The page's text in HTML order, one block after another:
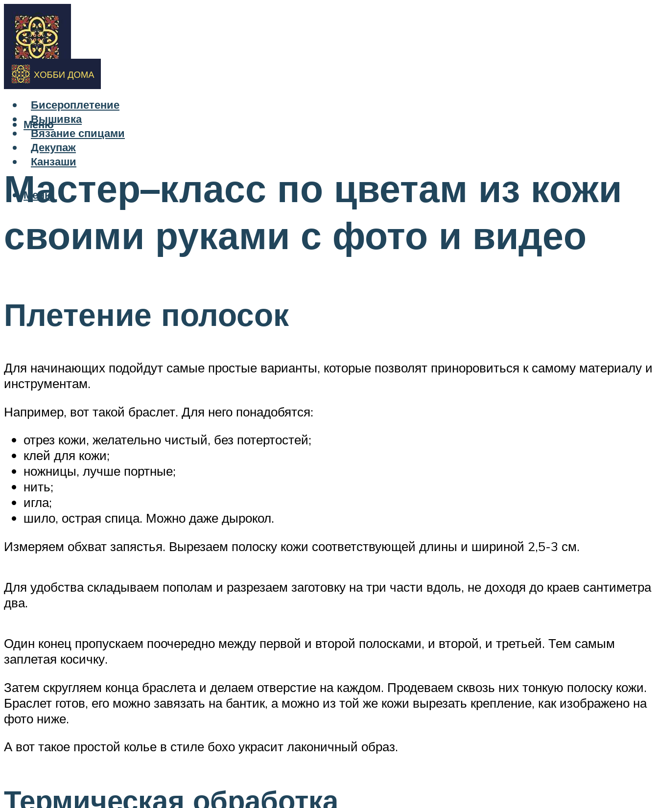
Бисероплетение
Вышивка
Вязание спицами
Декупаж
Канзаши
Меню
Меню
Мастер–класс по цветам из кожи
своими руками с фото и видео
Плетение полосок
Для начинающих подойдут самые простые варианты, которые позволят приноровиться к самому материалу и
инструментам.
Например, вот такой браслет. Для него понадобятся:
отрез кожи, желательно чистый, без потертостей;
клей для кожи;
ножницы, лучше портные;
нить;
игла;
шило, острая спица. Можно даже дырокол.
Измеряем обхват запястья. Вырезаем полоску кожи соответствующей длины и шириной 2,5-3 см.
Для удобства складываем пополам и разрезаем заготовку на три части вдоль, не доходя до краев сантиметра
два.
Один конец пропускаем поочередно между первой и второй полосками, и второй, и третьей. Тем самым
заплетая косичку.
Затем скругляем конца браслета и делаем отверстие на каждом. Продеваем сквозь них тонкую полоску кожи.
Браслет готов, его можно завязать на бантик, а можно из той же кожи вырезать крепление, как изображено на
фото ниже.
А вот такое простой колье в стиле бохо украсит лаконичный образ.
Термическая обработка